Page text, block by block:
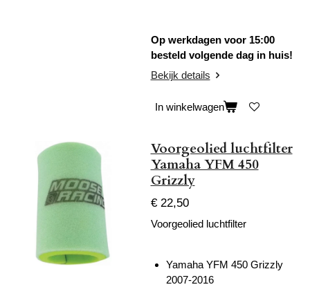
Op werkdagen voor 15:00
besteld volgende dag in huis!
Bekijk details
In winkelwagen
Voorgeolied luchtfilter
Yamaha YFM 450
Grizzly
€ 22,50
Voorgeolied luchtfilter
Yamaha YFM 450 Grizzly
2007-2016